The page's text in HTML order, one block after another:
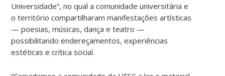
Universidade”, no qual a comunidade universitária e
o território compartilharam manifestações artísticas
— poesias, músicas, dança e teatro —
possibilitando endereçamentos, experiências
estéticas e crítica social.